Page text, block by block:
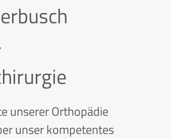
unserer Orthopädie
unser kompetentes